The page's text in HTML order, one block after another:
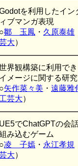
を利用したイン
ィブマンガ表現
○鄒 玉鳳 ・ 久原泰雄
大）
界観構築に利用で
イメージに関する研究
○矢作菜々美 ・ 遠藤雅
工芸大）
UE5でChatGPTの会
み込むゲーム
○凌 子嫣 ・ 永江孝規
大）